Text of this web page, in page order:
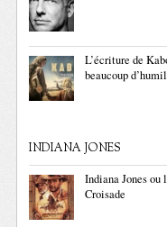
L’écriture de
beaucoup
INDIANA JONES
Indiana Jones ou
Croisade